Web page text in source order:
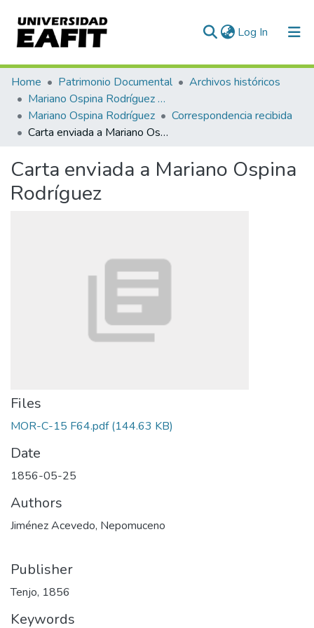
Log In (current)
Communities & Collections
All of DSpace
Statistics
Home Patrimonio Documental
Archivos históricos
Mariano Ospina Rodríguez (1826 -1912)
Mariano Ospina Rodríguez
Correspondencia recibida
Carta enviada a Mariano Ospina Rodríguez
Carta enviada a Mariano Ospina
Rodríguez
Files
MOR-C-15 F64.pdf(144.63 KB)
Date
1856-05-25
Authors
Jiménez Acevedo, Nepomuceno
Publisher
Tenjo, 1856
Keywords